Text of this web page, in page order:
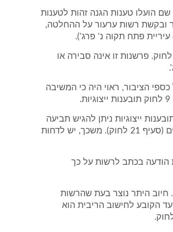
שם הועלו טענות הגנה זהות לטענות
ובקשת רשות ערעור על ההחלטה,
המשיבה בתגובתה, נותנת פרשנות שגויה לסעיף 6 לחוק. פרשנות זו אינה סבירה או
הציבור, ראוי היה כי המשיבה
ייצוגיות ניתן להגיש תביעה
ייצוגית להשבה, לתקופה שאינה עולה על 24 חודשים (סעיף 21 לחוק). משכך, יש לדחות
בבחינת הודעה בכתב לרשות על כך
חיוב היתר נוצר בעת שהרשות
הקובע לחישוב הריבית הוא